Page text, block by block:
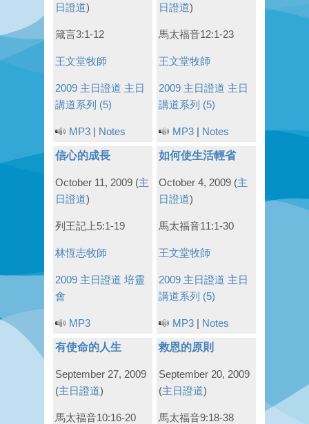
日證道)
箴言3:1-12
王文堂牧師
2009 主日證道 主日
講道系列 (5)
MP3 | Notes
日證道)
馬太福音12:1-23
王文堂牧師
2009 主日證道 主日
講道系列 (5)
MP3 | Notes
信心的成長
October 11, 2009 (主
日證道)
列王記上5:1-19
林恆志牧師
2009 主日證道 培靈
會
MP3
如何使生活輕省
October 4, 2009 (主
日證道)
馬太福音11:1-30
王文堂牧師
2009 主日證道 主日
講道系列 (5)
MP3 | Notes
有使命的人生
September 27, 2009
(主日證道)
馬太福音10:16-20
救恩的原則
September 20, 2009
(主日證道)
馬太福音9:18-38